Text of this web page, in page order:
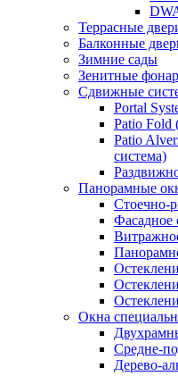
Террасные
Балконные
Зимние сады
Зенитные
Сдвижные
Portal
Patio Fold
Patio
система)
Панорамные
Стоечно-
Фасадное
Окна
Средне-
Дерево-